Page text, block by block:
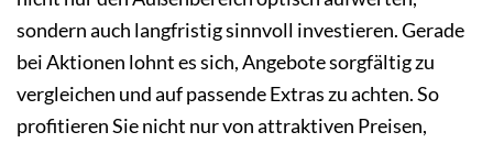
sondern auch langfristig sinnvoll investieren. Gerade
bei Aktionen lohnt es sich, Angebote sorgfältig zu
vergleichen und auf passende Extras zu achten. So
profitieren Sie nicht nur von attraktiven Preisen,